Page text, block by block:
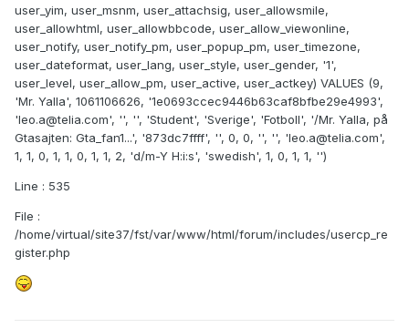
user_yim, user_msnm, user_attachsig, user_allowsmile,
user_allowhtml, user_allowbbcode, user_allow_viewonline,
user_notify, user_notify_pm, user_popup_pm, user_timezone,
user_dateformat, user_lang, user_style, user_gender, '1',
user_level, user_allow_pm, user_active, user_actkey) VALUES (9,
'Mr. Yalla', 1061106626, '1e0693ccec9446b63caf8bfbe29e4993',
'leo.a@telia.com', '', '', 'Student', 'Sverige', 'Fotboll', '/Mr. Yalla, på
Gtasajten: Gta_fan1...', '873dc7ffff', '', 0, 0, '', '', 'leo.a@telia.com',
1, 1, 0, 1, 1, 0, 1, 1, 2, 'd/m-Y H:i:s', 'swedish', 1, 0, 1, 1, '')
Line : 535
File :
/home/virtual/site37/fst/var/www/html/forum/includes/usercp_re
gister.php